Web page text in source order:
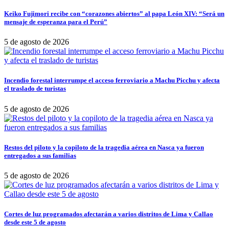
Keiko Fujimori recibe con “corazones abiertos” al papa León XIV: “Será un
mensaje de esperanza para el Perú”
5 de agosto de 2026
Incendio forestal interrumpe el acceso ferroviario a Machu Picchu y afecta
el traslado de turistas
5 de agosto de 2026
Restos del piloto y la copiloto de la tragedia aérea en Nasca ya fueron
entregados a sus familias
5 de agosto de 2026
Cortes de luz programados afectarán a varios distritos de Lima y Callao
desde este 5 de agosto